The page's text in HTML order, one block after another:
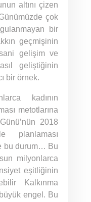
altını çizen
çok
bir
geçmişinin
gelişim ve
geliştiğinin
bir örnek.
kadının
metotlarına
2018
planlaması
bu durum… Bu
milyonlarca
eşitliğinin
Kalkınma
engel. Bu